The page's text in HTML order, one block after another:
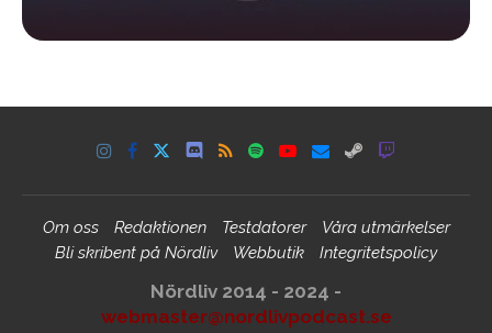
Om oss Redaktionen Testdatorer
Våra utmärkelser
Bli skribent på Nördliv
Webbutik Integritetspolicy
Nördliv 2014 - 2024 -
webmaster@nordlivpodcast.se